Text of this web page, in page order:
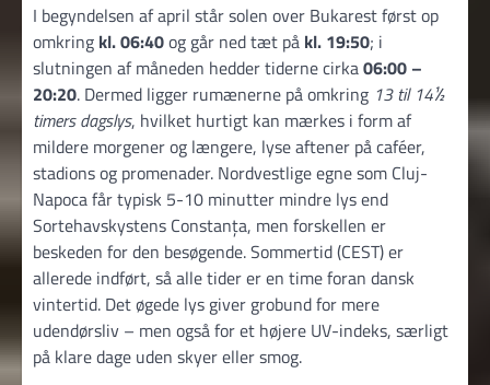
I begyndelsen af april står solen over Bukarest først op
omkring kl. 06:40og går ned tæt på kl. 19:50; i
slutningen af måneden hedder tiderne cirka06:00 –
20:20. Dermed ligger rumænerne på omkring 13 til 14½
timers dagslys, hvilket hurtigt kan mærkes i form af
mildere morgener og længere, lyse aftener på caféer,
stadions og promenader. Nordvestlige egne som Cluj-
Napoca får typisk 5-10 minutter mindre lys end
Sortehavskystens Constanța, men forskellen er
beskeden for den besøgende. Sommertid (CEST) er
allerede indført, så alle tider er en time foran dansk
vintertid. Det øgede lys giver grobund for mere
udendørsliv – men også for et højere UV-indeks, særligt
på klare dage uden skyer eller smog.